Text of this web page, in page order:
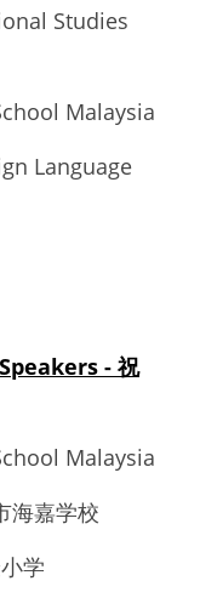
Studies
Malaysia
Language
- 祝
Malaysia
海嘉学校
学